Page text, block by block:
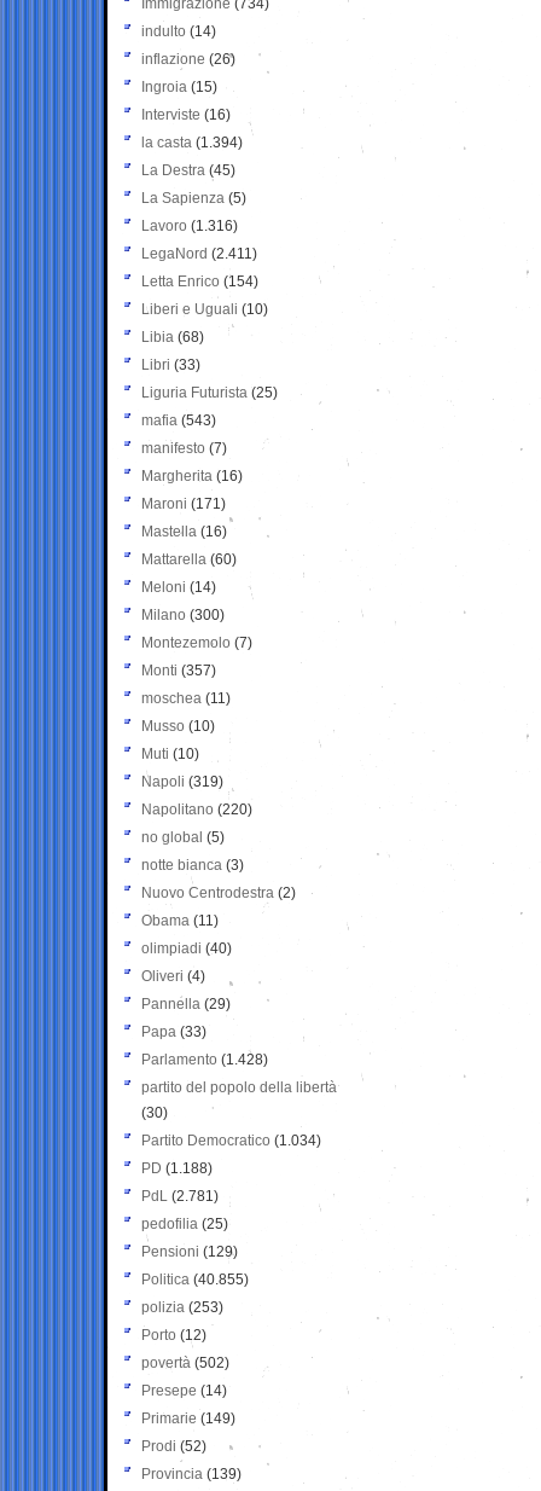
Immigrazione (734)
indulto (14)
inflazione (26)
Ingroia (15)
Interviste (16)
la casta (1.394)
La Destra (45)
La Sapienza (5)
Lavoro (1.316)
LegaNord (2.411)
Letta Enrico (154)
Liberi e Uguali (10)
Libia (68)
Libri (33)
Liguria Futurista (25)
mafia (543)
manifesto (7)
Margherita (16)
Maroni (171)
Mastella (16)
Mattarella (60)
Meloni (14)
Milano (300)
Montezemolo (7)
Monti (357)
moschea (11)
Musso (10)
Muti (10)
Napoli (319)
Napolitano (220)
no global (5)
notte bianca (3)
Nuovo Centrodestra (2)
Obama (11)
olimpiadi (40)
Oliveri (4)
Pannella (29)
Papa (33)
Parlamento (1.428)
partito del popolo della libertà
(30)
Partito Democratico (1.034)
PD (1.188)
PdL (2.781)
pedofilia (25)
Pensioni (129)
Politica (40.855)
polizia (253)
Porto (12)
povertà (502)
Presepe (14)
Primarie (149)
Prodi (52)
Provincia (139)